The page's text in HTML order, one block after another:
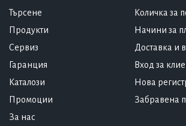
Търсене
Продукти
Сервиз
Гаранция
Каталози
Промоции
За нас
Количка за
Начини за
Доставка и
Вход за
Нова
Забравена